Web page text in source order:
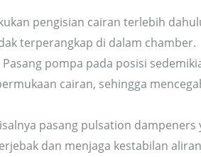
pengisian cairan terlebih
terperangkap di dalam chamber.
Pasang pompa pada posisi
cairan, sehingga
pasang pulsation dampeners
dan menjaga kestabilan